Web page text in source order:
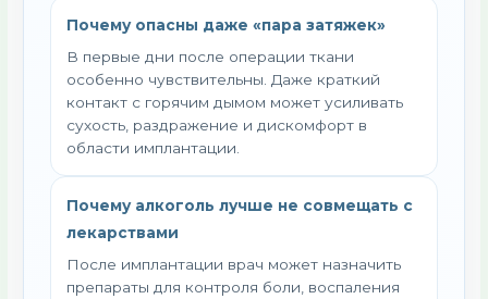
Почему опасны даже «пара затяжек»
В первые дни после операции ткани
особенно чувствительны. Даже краткий
контакт с горячим дымом может усиливать
сухость, раздражение и дискомфорт в
области имплантации.
Почему алкоголь лучше не совмещать с
лекарствами
После имплантации врач может назначить
препараты для контроля боли, воспаления